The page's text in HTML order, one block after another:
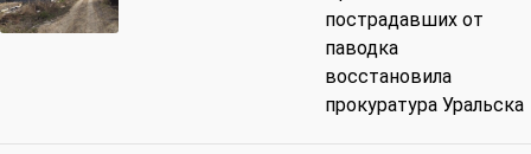
пострадавших от
паводка
восстановила
прокуратура Уральска